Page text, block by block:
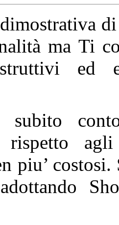
ma Ti
ed
subito
rispetto
piu’